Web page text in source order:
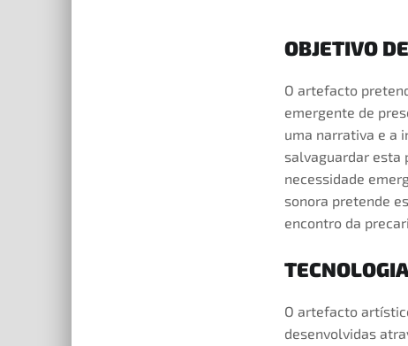
OBJETIVO
O artefacto
emergente de
uma narrativa e a
salvaguardar esta
necessidade
sonora pretende
encontro da
O artefacto
desenvolvidas